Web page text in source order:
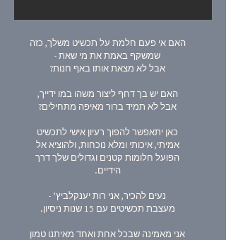
האם אי פעם חלמת על תכשיט משלך, כזה
שמשקף באמת את מי שאת -
אבל לא מצאת אותו באף חנות?
האם יש בך דחף ליצור משהו במו ידייך,
אבל לא תמיד ברור מאיפה מתחילים?
כאן יתאפשר להפוך רעיון אישי לתכשיט
אמיתי, איכותי ומלא נוכחות, ולהוציא אל
הפועל חלומות קטנים וגדולים שלך דרך
הידיים.
נעים להכיר, אני רות יענקלביץ’ -
מעצבת תכשיטים עם 15 שנות ניסיון.
אני מאמינה שבכל אחת ואחד מאיתנו טמון